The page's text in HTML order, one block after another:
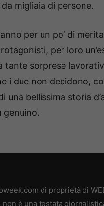
migliaia di persone.
per un po’ di
per loro
tante sorprese
i due non decidono,
una bellissima storia
genuino.
di proprietà di
non è una testata